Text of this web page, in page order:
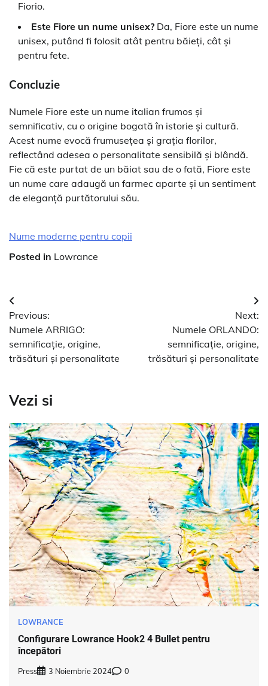
Fiorio.
Este Fiore un nume unisex?Da, Fiore este un nume
unisex, putând fi folosit atât pentru băieți, cât și
pentru fete.
Concluzie
Numele Fiore este un nume italian frumos și
semnificativ, cu o origine bogată în istorie și cultură.
Acest nume evocă frumusețea și grația florilor,
reflectând adesea o personalitate sensibilă și blândă.
Fie că este purtat de un băiat sau de o fată, Fiore este
un nume care adaugă un farmec aparte și un sentiment
de eleganță purtătorului său.
Nume moderne pentru copii
Posted in Lowrance
Navigare
în
articole
Previous:
Numele ARRIGO:
semnificație, origine,
trăsături și personalitate
Next:
Numele ORLANDO:
semnificație, origine,
trăsături și personalitate
Vezi si
LOWRANCE
Configurare Lowrance Hook2 4 Bullet pentru
începători
Press 3 Noiembrie 2024 0